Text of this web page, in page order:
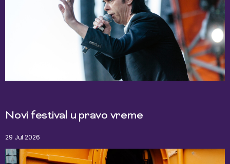
Novi festival u pravo vreme
29 Jul 2026